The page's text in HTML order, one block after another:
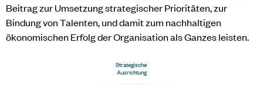
Beitrag zur Umsetzung strategischer Prioritäten, zur
Bindung von Talenten, und damit zum nachhaltigen
ökonomischen Erfolg der Organisation als Ganzes leisten.
Strategische
Ausrichtung